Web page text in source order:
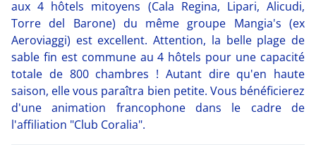
aux 4 hôtels mitoyens (Cala Regina, Lipari, Alicudi,
Torre del Barone) du même groupe Mangia's (ex
Aeroviaggi) est excellent. Attention, la belle plage de
sable fin est commune au 4 hôtels pour une capacité
totale de 800 chambres ! Autant dire qu'en haute
saison, elle vous paraîtra bien petite. Vous bénéficierez
d'une animation francophone dans le cadre de
l'affiliation "Club Coralia".